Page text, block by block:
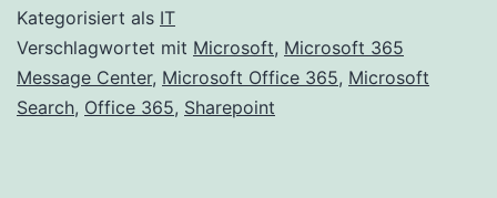
der
Suche
in
Kategorisiert als IT
Verschlagwortet mit Microsoft, Microsoft 365
Message Center, Microsoft Office 365, Microsoft
Search, Office 365, Sharepoint